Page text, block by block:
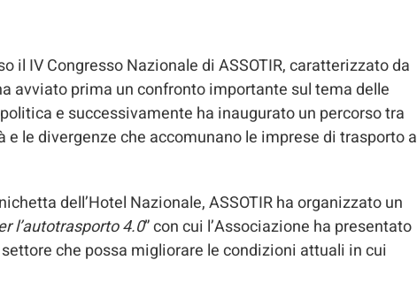
il IV Congresso Nazionale di ASSOTIR, caratterizzato da
avviato prima un confronto importante sul tema delle
e successivamente ha inaugurato un percorso tra
le divergenze che accomunano le imprese di trasporto a
dell’Hotel Nazionale, ASSOTIR ha organizzato un
l’autotrasporto 4.0” con cui l’Associazione ha presentato
che possa migliorare le condizioni attuali in cui